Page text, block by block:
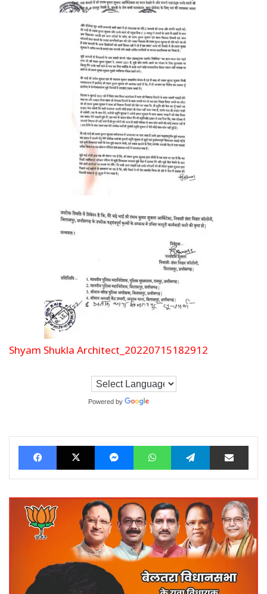
Shyam Shukla Architect_20220715182912
Powered by
FacebookX MessengerWhatsAppTelegram Share via